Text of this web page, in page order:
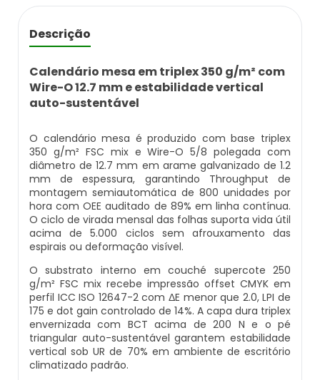
Embalagem Papel Cartão Onde Comprar
Embalagem Papel Cartão Preço
Embalagens De Papel Cartão Para
Alimentos Congelados
Embalagens De Papel Cartão Para Batata
Frita
Embalagens De Papel Cartão Para Biscoitos
Embalagens De Papel Cartão Para Bolo
Inglês
Embalagens De Papel Cartão Para Brincos
Solapa Embalagem
Solapa Embalagem Personalizada
Solapa Lacre
Solapa Para Embalar Aniversário
Solapa Para Embalar Brinquedo
Solapa Para Embalar Comida
Solapa Para Embalar Ingredientes
Solapa Para Embalar Materiais
Solapa Para Enfeites
Calendário De Mesa Espiral Personalizado
Calendário De Mesa Gráfica Personalizada
Calendário De Mesa Onde Comprar
Calendário De Mesa Para Anotações
Calendário De Mesa Para Imprimir
Calendário De Mesa Personalizado Com
Fotos
Calendário De Mesa Personalizado Com
Fotos Para Imprimir
Blister Pet
Blister Selado
Blister Termoformado
Comprar Embalagem Blister
Embalagem Blister
Embalagem Blister Para Alimentos
Embalagem Blister Preço
Embalagem Blister Selado
Embalagem Blister Sp
Descrição
Calendário mesa em triplex 350 g/m² com
Wire-O 12.7 mm e estabilidade vertical
auto-sustentável
O calendário mesa é produzido com base triplex
350 g/m² FSC mix e Wire-O 5/8 polegada com
diâmetro de 12.7 mm em arame galvanizado de 1.2
mm de espessura, garantindo Throughput de
montagem semiautomática de 800 unidades por
hora com OEE auditado de 89% em linha contínua.
O ciclo de virada mensal das folhas suporta vida útil
acima de 5.000 ciclos sem afrouxamento das
espirais ou deformação visível.
O substrato interno em couché supercote 250
g/m² FSC mix recebe impressão offset CMYK em
perfil ICC ISO 12647-2 com ΔE menor que 2.0, LPI de
175 e dot gain controlado de 14%. A capa dura triplex
envernizada com BCT acima de 200 N e o pé
triangular auto-sustentável garantem estabilidade
vertical sob UR de 70% em ambiente de escritório
climatizado padrão.